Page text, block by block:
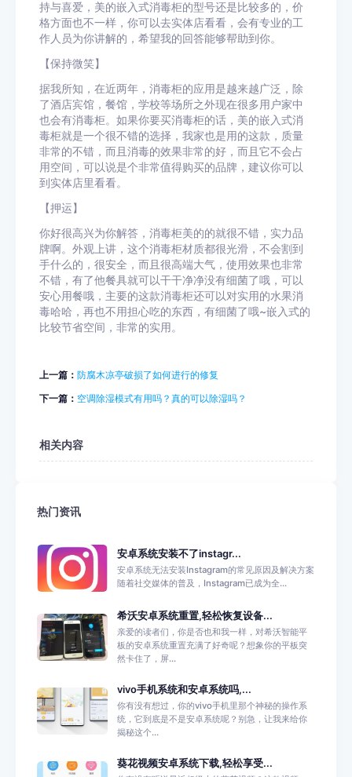
持与喜爱，美的嵌入式消毒柜的型号还是比较多的，价
格方面也不一样，你可以去实体店看看，会有专业的工
作人员为你讲解的，希望我的回答能够帮助到你。
【保持微笑】
据我所知，在近两年，消毒柜的应用是越来越广泛，除
了酒店宾馆，餐馆，学校等场所之外现在很多用户家中
也会有消毒柜。如果你要买消毒柜的话，美的嵌入式消
毒柜就是一个很不错的选择，我家也是用的这款，质量
非常的不错，而且消毒的效果非常的好，而且它不会占
用空间，可以说是个非常值得购买的品牌，建议你可以
到实体店里看看。
【押运】
你好很高兴为你解答，消毒柜美的的就很不错，实力品
牌啊。外观上讲，这个消毒柜材质都很光滑，不会割到
手什么的，很安全，而且很高端大气，使用效果也非常
不错，有了他餐具就可以干干净净没有细菌了哦，可以
安心用餐哦，主要的这款消毒柜还可以对实用的水果消
毒哈哈，再也不用担心吃的东西，有细菌了哦~嵌入式的
比较节省空间，非常的实用。
上一篇： 防腐木凉亭破损了如何进行的修复
下一篇： 空调除湿模式有用吗？真的可以除湿吗？
相关内容
热门资讯
安卓系统安装不了instagr...
安卓系统无法安装Instagram的常见原因及解决方案
随着社交媒体的普及，Instagram已成为全...
希沃安卓系统重置,轻松恢复设备...
亲爱的读者们，你是否也和我一样，对希沃智能平
板的安卓系统重置充满了好奇呢？想象你的平板突
然卡住了，屏...
vivo手机系统和安卓系统吗,...
你有没有想过，你的vivo手机里那个神秘的操作系
统，它到底是不是安卓系统呢？别急，让我来给你
揭秘这个...
葵花视频安卓系统下载,轻松享受...